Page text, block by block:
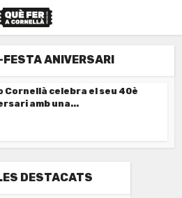
ANIVERSARI
Cornellà celebra el seu 40è
amb una...
DESTACATS